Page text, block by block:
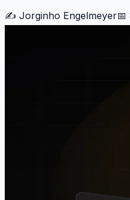
✍️ Jorginho Engelmeyer📅